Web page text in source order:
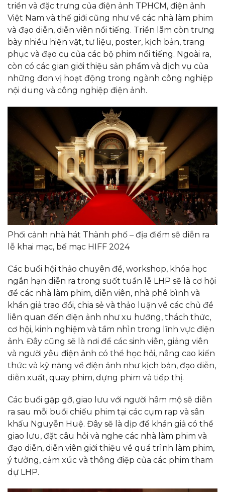
triển và đặc trưng của điện ảnh TPHCM, điện ảnh
Việt Nam và thế giới cũng như về các nhà làm phim
và đạo diễn, diễn viên nổi tiếng. Triển lãm còn trưng
bày nhiều hiện vật, tư liệu, poster, kịch bản, trang
phục và đạo cụ của các bộ phim nổi tiếng. Ngoài ra,
còn có các gian giới thiệu sản phẩm và dịch vụ của
những đơn vị hoạt động trong ngành công nghiệp
nội dung và công nghiệp điện ảnh.
Phối cảnh nhà hát Thành phố – địa điểm sẽ diễn ra
lễ khai mạc, bế mạc HIFF 2024
Các buổi hội thảo chuyên đề, workshop, khóa học
ngắn hạn diễn ra trong suốt tuần lễ LHP sẽ là cơ hội
để các nhà làm phim, diễn viên, nhà phê bình và
khán giả trao đổi, chia sẻ và thảo luận về các chủ đề
liên quan đến điện ảnh như xu hướng, thách thức,
cơ hội, kinh nghiệm và tầm nhìn trong lĩnh vực điện
ảnh. Đây cũng sẽ là nơi để các sinh viên, giảng viên
và người yêu điện ảnh có thể học hỏi, nâng cao kiến
thức và kỹ năng về điện ảnh như kịch bản, đạo diễn,
diễn xuất, quay phim, dựng phim và tiếp thị.
Các buổi gặp gỡ, giao lưu với người hâm mộ sẽ diễn
ra sau mỗi buổi chiếu phim tại các cụm rạp và sân
khấu Nguyễn Huệ. Đây sẽ là dịp để khán giả có thể
giao lưu, đặt câu hỏi và nghe các nhà làm phim và
đạo diễn, diễn viên giới thiệu về quá trình làm phim,
ý tưởng, cảm xúc và thông điệp của các phim tham
dự LHP.